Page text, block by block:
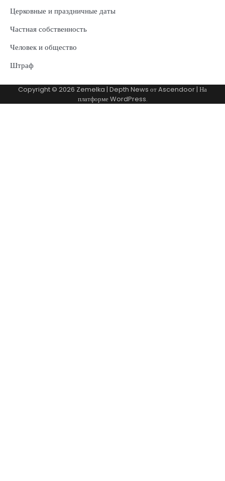
Церковные и праздничные даты
Частная собственность
Человек и общество
Штраф
Copyright © 2026 Zemelka | Depth News отAscendoor | На
платформеWordPress.